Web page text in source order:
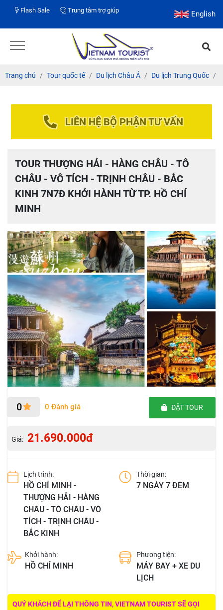
Flash Sale Trung tâm trợ giúp English
Trang chủ Tour quốc tế Du lịch Châu Á Du lịch Trung Quốc
LIÊN HỆ BỘ PHẬN TƯ VẤN
TOUR THƯỢNG HẢI - HÀNG CHÂU - TÔ
CHÂU - VÔ TÍCH - TRỊNH CHÂU - BẮC
KINH 7N7Đ KHỞI HÀNH TỪ TP. HỒ CHÍ
MINH
0 0 Đánh giá ĐẶT TOUR
Giá: 21.690.000đ
Lịch trình:
HỒ CHÍ MINH -
THƯỢNG HẢI - HÀNG
CHÂU - TÔ CHÂU - VÔ
TÍCH - TRỊNH CHÂU -
BẮC KINH
Thời gian:
7 NGÀY 7 ĐÊM
Khởi hành:
HỒ CHÍ MINH
Phương tiện:
MÁY BAY + XE DU
LỊCH
QUÝ KHÁCH ĐỂ LẠI THÔNG TIN, VIETNAM TOURIST SẼ GỌI